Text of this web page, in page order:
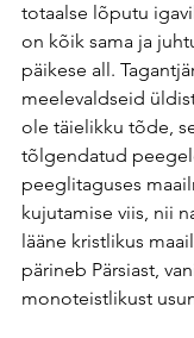
totaalse lõputu
on kõik sama ja
päikese all.
meelevaldseid
ole täielikku tõde,
tõlgendatud
peeglitaguses
kujutamise viis, nii
lääne kristlikus
pärineb Pärsiast,
monoteistlikust